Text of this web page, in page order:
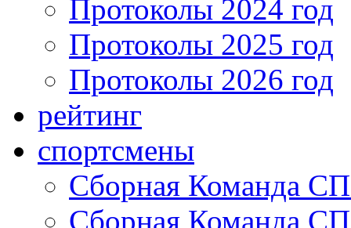
Протоколы 2024 год
Протоколы 2025 год
Протоколы 2026 год
рейтинг
спортсмены
Сборная Команда
Сборная Команда